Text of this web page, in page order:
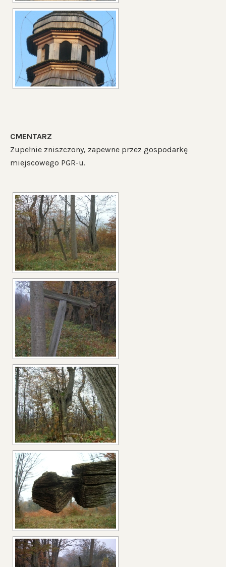
CMENTARZ
Zupełnie zniszczony, zapewne przez gospodarkę
miejscowego PGR-u.